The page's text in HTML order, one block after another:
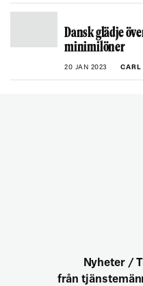
Dansk glädje
minimilöner
20 JAN 2023 CARL
Nyheter /
från